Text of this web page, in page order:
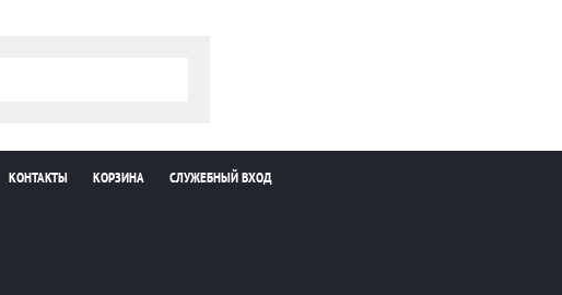
КОНТАКТЫ КОРЗИНА СЛУЖЕБНЫЙ ВХОД